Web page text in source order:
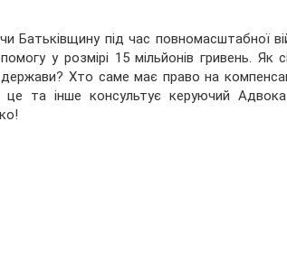
Батьківщину під час повномасштабної
у розмірі 15 мільйонів гривень. Як
держави? Хто саме має право на
це та інше консультує керуючий